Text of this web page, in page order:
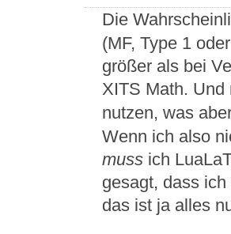
Die
(MF, Type 1
größer als bei
XITS Math.
nutzen, was
Wenn ich also
muss ich
gesagt, dass
das ist ja alles